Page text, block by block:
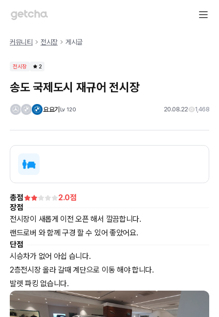
커뮤니티 전시장 게시글
전시장 2
송도 국제도시 재규어 전시장
요요기 Lv 120 20.08.22 1,468
총점 2.0점
장점
전시장이 새롭게 이전 오픈 해서 깔끔합니다.
랜드로버 와 함께 구경 할 수 있어 좋았어요.
단점
시승차가 없어 아쉽 습니다.
2층전시장 올라 갈때 계단으로 이동 해야 합니다.
발렛 파킹 없습니다.